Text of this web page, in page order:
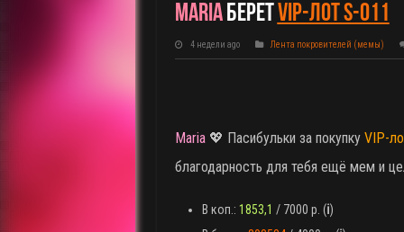
MariaБеретVIP-Лот S-011
4 недели ago Лента покровителей (мемы)
Maria 💖 Пасибульки за покупку VIP-
благодарность для тебя ещё мем и
В коп.: 1853,1 / 7000 р. (ℹ️)